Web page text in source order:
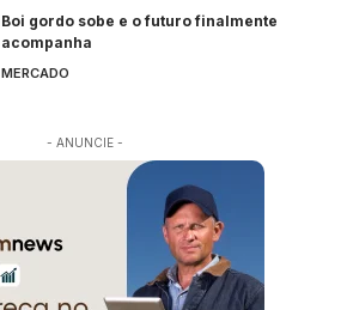
Boi gordo sobe e o futuro finalmente
acompanha
MERCADO
- ANUNCIE -